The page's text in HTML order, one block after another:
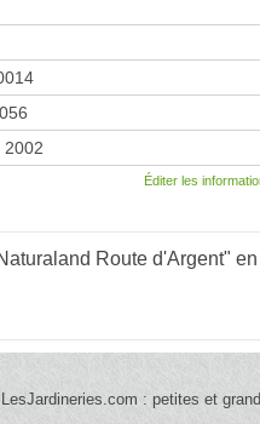
2002
Éditer les
Route d'Argent"
LesJardineries.com : petites et